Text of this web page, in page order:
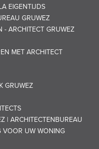
EIGENTIJDS
GRUWEZ
- ARCHITECT GRUWEZ
MET ARCHITECT
GRUWEZ
| ARCHITECTENBUREAU
VOOR UW WONING